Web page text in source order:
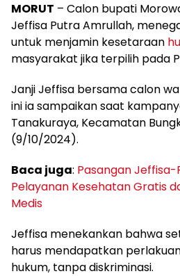
MORUT – Calon bupati
Jeffisa Putra Amrullah,
untuk menjamin kesetaraan
masyarakat jika terpilih pada
Janji Jeffisa bersama calon
ini ia sampaikan saat
Tanakuraya, Kecamatan
(9/10/2024).
Baca juga: Pasangan Jeffisa-
Pelayanan Kesehatan Gratis
Medis
Jeffisa menekankan bahwa
harus mendapatkan
hukum, tanpa diskriminasi.